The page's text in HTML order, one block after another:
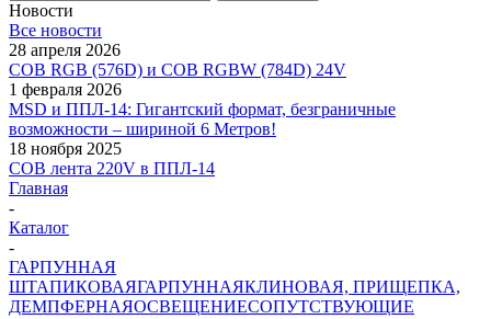
Новости
Все новости
28 апреля 2026
COB RGB (576D) и COB RGBW (784D) 24V
1 февраля 2026
MSD и ППЛ-14: Гигантский формат, безграничные
возможности – шириной 6 Метров!
18 ноября 2025
COB лента 220V в ППЛ-14
Главная
-
Каталог
-
ГАРПУННАЯ
ШТАПИКОВАЯГАРПУННАЯКЛИНОВАЯ, ПРИЩЕПКА,
ДЕМПФЕРНАЯОСВЕЩЕНИЕСОПУТСТВУЮЩИЕ